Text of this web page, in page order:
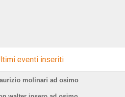
eventi inseriti
molinari ad osimo